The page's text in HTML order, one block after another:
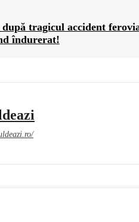
după tragicul accident
îndurerat!